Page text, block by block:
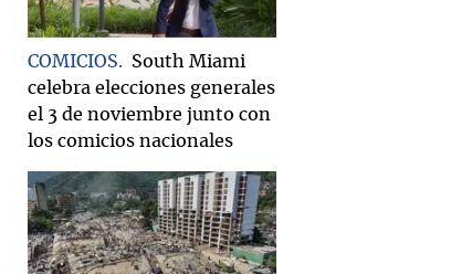
COMICIOS
South Miami
celebra elecciones generales
el 3 de noviembre junto con
los comicios nacionales